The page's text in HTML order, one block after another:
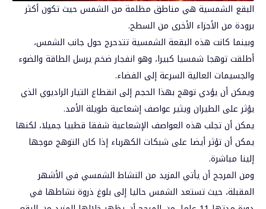
البقع الشمسية هي مناطق مظلمة من الشمس حيث تكون أكثر
برودة من الأجزاء الأخرى من السطح.
وبينما كانت هذه البقعة الشمسية تتدحرج حول جانب الشمس،
أطلقت توهجا شمسيا كبيرا، وهو انفجار ضخم يرسل الطاقة والضوء
والجسيمات العالية السرعة إلى الفضاء.
ويمكن أن يؤدي توهج بهذا الحجم إلى انقطاع التيار الراديوي الذي
يؤثر على الطيران ويثير عواصف إشعاعية طويلة الأمد.
يمكن أن تجلب هذه العواصف الإشعاعية شفقا قطبيا جميلا، لكنها
يمكن أن تؤثر أيضا على شبكات الكهرباء إذا كان التوهج موجها
إلينا مباشرة.
ومن المرجح أن يأتي المزيد من النشاط الشمسي في الأشهر
المقبلة، حيث تستعد الشمس حاليا إلى بلوغ ذروة نشاطها في